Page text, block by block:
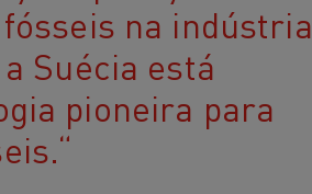
na indústria
Suécia está
pioneira para